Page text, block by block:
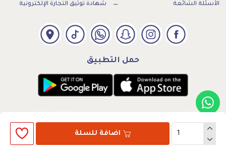
اضافة للسلة
الأسئلة الشائعة شهادة توثيق التجارة الإلكترونية
حمل التطبيق
الرقم الضريبي:300739169500003